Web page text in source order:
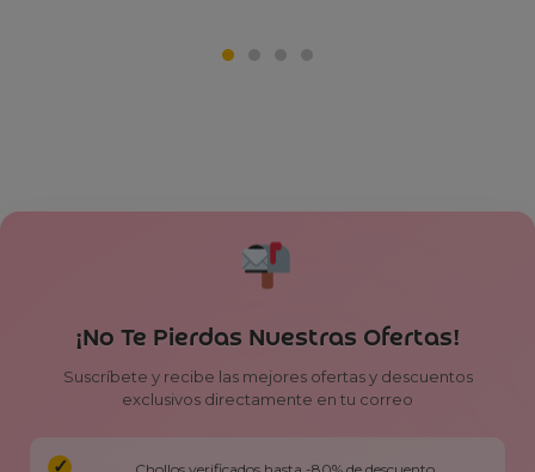
¡No Te Pierdas Nuestras Ofertas!
Suscríbete y recibe las mejores ofertas y descuentos
exclusivos directamente en tu correo